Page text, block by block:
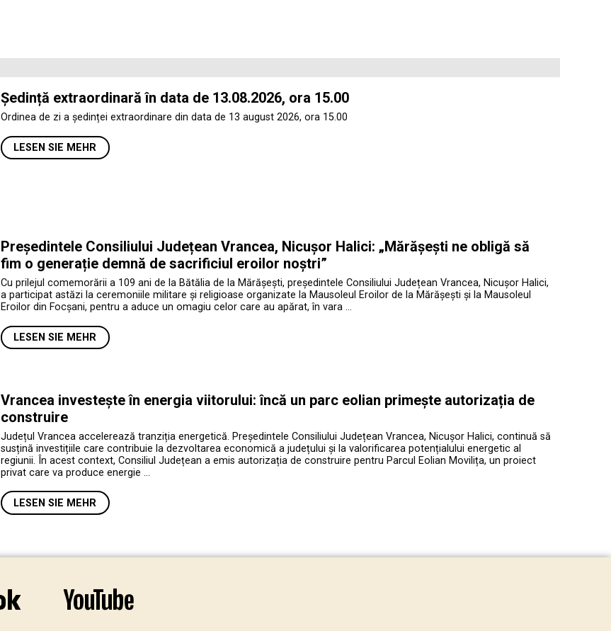
Ședință extraordinară în data de 13.08.2026, ora 15.00
Ordinea de zi a ședinței extraordinare din data de 13 august 2026, ora 15.00
LESEN SIE MEHR
Președintele Consiliului Județean Vrancea, Nicușor Halici: „Mărășești ne obligă să
fim o generație demnă de sacrificiul eroilor noștri”
Cu prilejul comemorării a 109 ani de la Bătălia de la Mărășești, președintele Consiliului Județean Vrancea, Nicușor Halici,
a participat astăzi la ceremoniile militare și religioase organizate la Mausoleul Eroilor de la Mărășești și la Mausoleul
Eroilor din Focșani, pentru a aduce un omagiu celor care au apărat, în vara …
LESEN SIE MEHR
Vrancea investește în energia viitorului: încă un parc eolian primește autorizația de
construire
Județul Vrancea accelerează tranziția energetică. Președintele Consiliului Județean Vrancea, Nicușor Halici, continuă să
susțină investițiile care contribuie la dezvoltarea economică a județului și la valorificarea potențialului energetic al
regiunii. În acest context, Consiliul Județean a emis autorizația de construire pentru Parcul Eolian Movilița, un proiect
privat care va produce energie …
LESEN SIE MEHR